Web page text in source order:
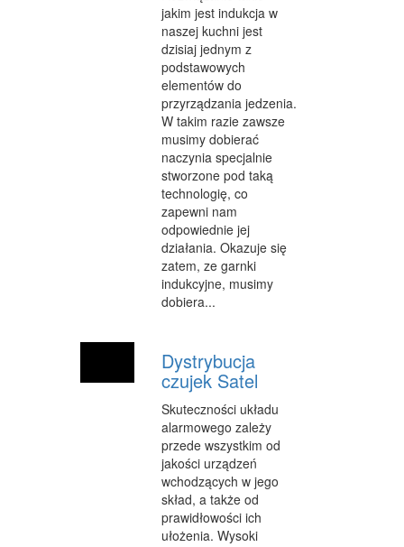
FOTOGRAFIA
ADWOKACI, PORADY PRAWNE
SPRZĄTANIE, PORZĄDKOWANIE
SERWIS
OPIEKA
INNE USŁUGI
KURIER, PRZESYŁKI
WYCIECZKI
HOTELE I NOCLEGI
ZDROWIE
DIETETYKA, ODCHUDZANIE
KOSMETYKI
LECZENIE
SALONY KOSMETYCZNE
SPRZĘT MEDYCZNY
jakim jest indukcja w
naszej kuchni jest
dzisiaj jednym z
podstawowych
elementów do
przyrządzania jedzenia.
W takim razie zawsze
musimy dobierać
naczynia specjalnie
stworzone pod taką
technologię, co
zapewni nam
odpowiednie jej
działania. Okazuje się
zatem, ze garnki
indukcyjne, musimy
dobiera...
Dystrybucja
czujek Satel
Skuteczności układu
alarmowego zależy
przede wszystkim od
jakości urządzeń
wchodzących w jego
skład, a także od
prawidłowości ich
ułożenia. Wysoki